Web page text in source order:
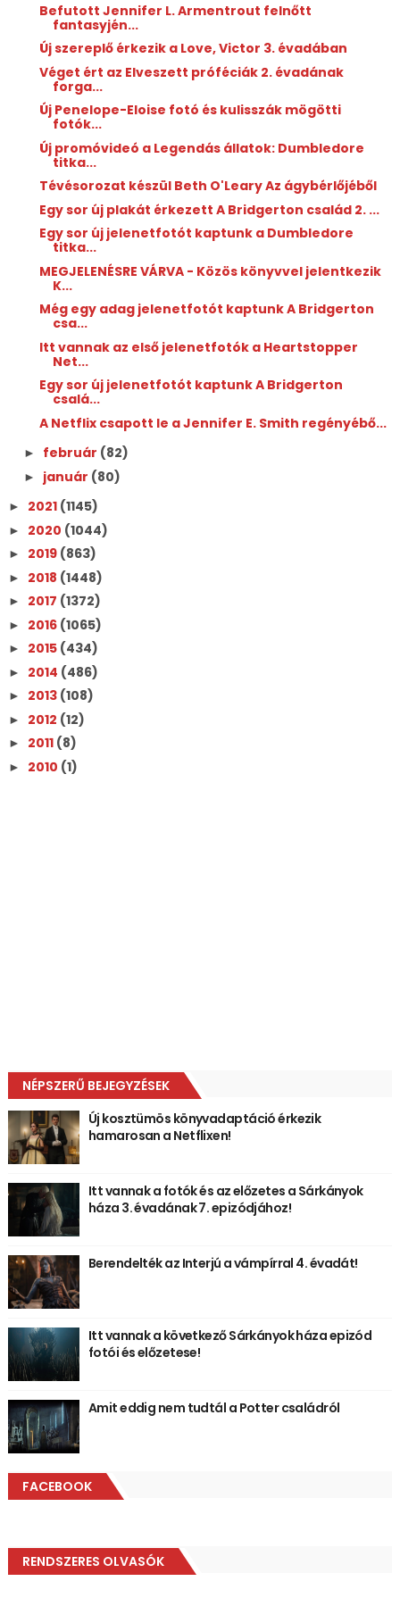
Befutott Jennifer L. Armentrout felnőtt
fantasyjén...
Új szereplő érkezik a Love, Victor 3. évadában
Véget ért az Elveszett próféciák 2. évadának
forga...
Új Penelope-Eloise fotó és kulisszák mögötti
fotók...
Új promóvideó a Legendás állatok: Dumbledore
titka...
Tévésorozat készül Beth O'Leary Az ​ágybérlőjéből
Egy sor új plakát érkezett A Bridgerton család 2. ...
Egy sor új jelenetfotót kaptunk a Dumbledore
titka...
MEGJELENÉSRE VÁRVA - Közös könyvvel jelentkezik
K...
Még egy adag jelenetfotót kaptunk A Bridgerton
csa...
Itt vannak az első jelenetfotók a Heartstopper
Net...
Egy sor új jelenetfotót kaptunk A Bridgerton
csalá...
A Netflix csapott le a Jennifer E. Smith regényébő...
► február (82)
► január (80)
► 2021 (1145)
► 2020 (1044)
► 2019 (863)
► 2018 (1448)
► 2017 (1372)
► 2016 (1065)
► 2015 (434)
► 2014 (486)
► 2013 (108)
► 2012 (12)
► 2011 (8)
► 2010 (1)
NÉPSZERŰ BEJEGYZÉSEK
Új kosztümös könyvadaptáció érkezik
hamarosan a Netflixen!
Itt vannak a fotók és az előzetes a Sárkányok
háza 3. évadának 7. epizódjához!
Berendelték az Interjú a vámpírral 4. évadát!
Itt vannak a következő Sárkányok háza epizód
fotói és előzetese!
Amit eddig nem tudtál a Potter családról
FACEBOOK
RENDSZERES OLVASÓK